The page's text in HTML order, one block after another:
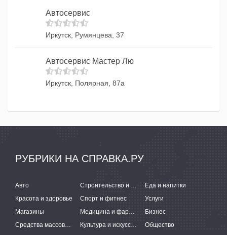
Автосервис
Иркутск, Румянцева, 37
Автосервис Мастер Лю
Иркутск, Полярная, 87а
РУБРИКИ НА СПРАВКА.РУ
Авто Строительство и ремонт
Еда и напитки
Красота и здоровье
Спорт и фитнес
Услуги
Магазины
Медицина и фармацевтика
Бизнес
Средства массовой информации
Культура и искусство
Общество